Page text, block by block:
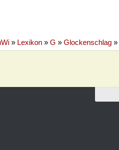
» Lexikon » G » Glockenschlag »